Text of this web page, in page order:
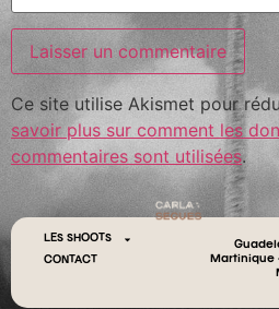
Ce site utilise Akismet pour
savoir plus sur comment les
commentaires sont utilisées.
LES SHOOTS
CONTACT
Martinique